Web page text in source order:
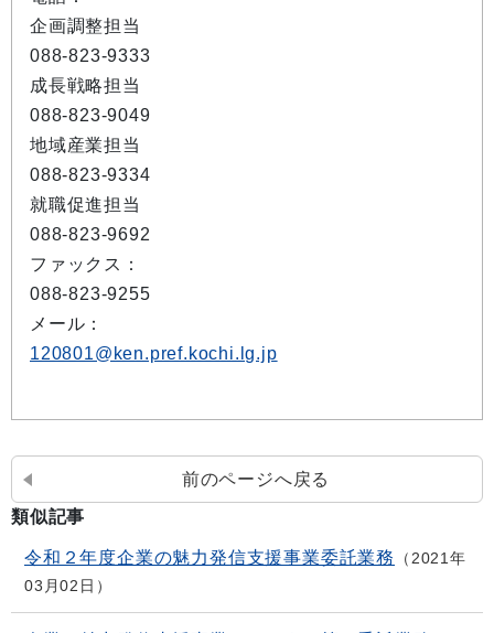
企画調整担当
088-823-9333
成長戦略担当
088-823-9049
地域産業担当
088-823-9334
就職促進担当
088-823-9692
ファックス：
088-823-9255
メール：
120801@ken.pref.kochi.lg.jp
前のページへ戻る
類似記事
令和２年度企業の魅力発信支援事業委託業務
2021年
03月02日